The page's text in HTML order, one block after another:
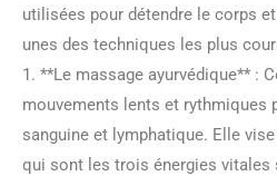
utilisées pour détendre le corps
unes des techniques les plus
1. **Le massage ayurvédique** :
mouvements lents et rythmiques
sanguine et lymphatique. Elle
qui sont les trois énergies vitales